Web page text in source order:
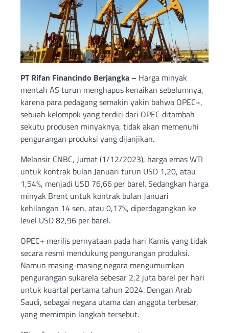
PT Rifan Financindo Berjangka – Harga minyak
mentah AS turun menghapus kenaikan sebelumnya,
karena para pedagang semakin yakin bahwa OPEC+,
sebuah kelompok yang terdiri dari OPEC ditambah
sekutu produsen minyaknya, tidak akan memenuhi
pengurangan produksi yang dijanjikan.
Melansir CNBC, Jumat (1/12/2023), harga emas WTI
untuk kontrak bulan Januari turun USD 1,20, atau
1,54%, menjadi USD 76,66 per barel. Sedangkan harga
minyak Brent untuk kontrak bulan Januari
kehilangan 14 sen, atau 0,17%, diperdagangkan ke
level USD 82,96 per barel.
OPEC+ merilis pernyataan pada hari Kamis yang tidak
secara resmi mendukung pengurangan produksi.
Namun masing-masing negara mengumumkan
pengurangan sukarela sebesar 2,2 juta barel per hari
untuk kuartal pertama tahun 2024. Dengan Arab
Saudi, sebagai negara utama dan anggota terbesar,
yang memimpin langkah tersebut.